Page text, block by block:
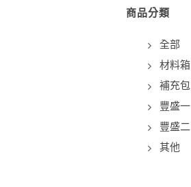
商品分類
全部
材料箱
補充包
豐盛一
豐盛二
其他